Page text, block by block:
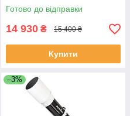
Готово до відправки
14 930 ₴ 15 400 ₴
Купити
–3%